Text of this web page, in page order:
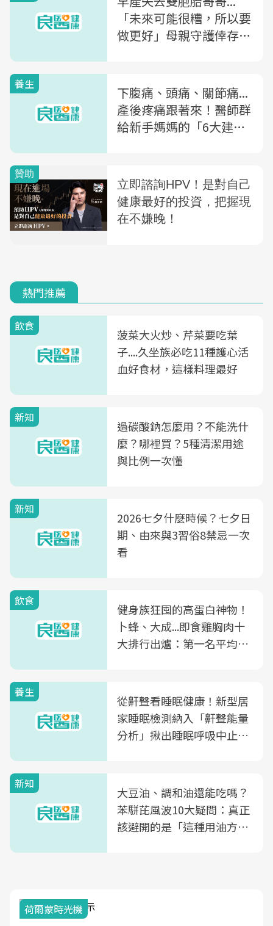
「未來可能很糟，所以要
做更好」母親守護倖存妹
養生
下腹痛、頭痛、關節痛...
產後疼痛跟著來！醫師群
給新手媽媽的「6大建
熱門推薦
飲食
菠菜大火炒、芹菜要吃葉
子....久坐族必吃11種護心活
血好食材，這樣料理最好
新知
過碳酸鈉怎麼用？不能洗什
麼？哪裡買？5種清潔用途
與比例一次懂
新知
2026七夕什麼時候？七夕日
期、由來與3習俗8禁忌一次
看
飲食
健身族狂囤的高蛋白神物！
卜蜂、大成...即食雞胸肉十
大排行出爐：第一名平均一
養生
從鼾聲看睡眠健康！新型居
家睡眠檢測納入「鼾聲能量
分析」揪出睡眠呼吸中止症
新知
大豆油、調和油還能吃嗎？
苯駢芘風波10大疑問：真正
該避開的是「這種用油方
荷爾蒙時光機